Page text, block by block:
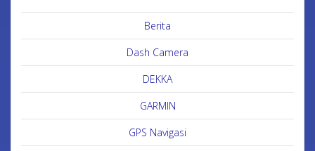
Berita
Dash Camera
DEKKA
GARMIN
GPS Navigasi